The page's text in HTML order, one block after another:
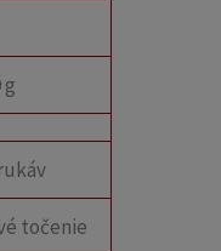
g
točenie